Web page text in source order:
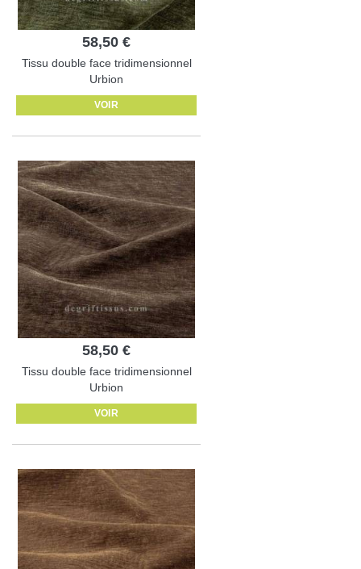
58,50 €
Tissu double face tridimensionnel
Urbion
VOIR
58,50 €
Tissu double face tridimensionnel
Urbion
VOIR